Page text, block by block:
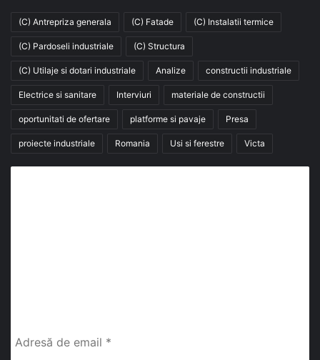
(C) Antrepriza generala (C) Fatade (C) Instalatii termice
(C) Pardoseli industriale (C) Structura
(C) Utilaje si dotari industriale Analize constructii industriale
Electrice si sanitare Interviuri materiale de constructii
oportunitati de ofertare platforme si pavaje Presa
proiecte industriale Romania Usi si ferestre Victa